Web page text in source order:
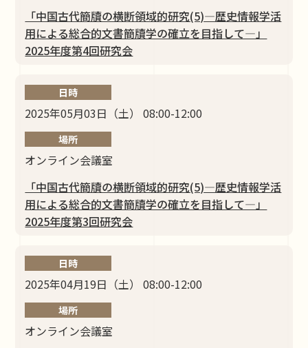
「中国古代簡牘の横断領域的研究(5)―歴史情報学活
⽤による総合的⽂書簡牘学の確⽴を⽬指して―」
2025年度第4回研究会
日時
2025年05月03日（土） 08:00-12:00
場所
オンライン会議室
「中国古代簡牘の横断領域的研究(5)―歴史情報学活
⽤による総合的⽂書簡牘学の確⽴を⽬指して―」
2025年度第3回研究会
日時
2025年04月19日（土） 08:00-12:00
場所
オンライン会議室